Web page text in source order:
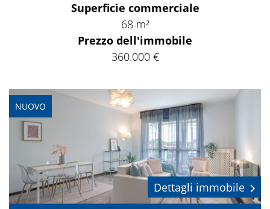
Superficie commerciale
68 m²
Prezzo dell'immobile
360.000 €
NUOVO
Dettagli immobile